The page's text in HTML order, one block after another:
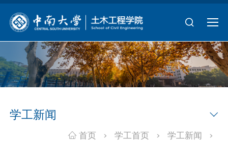
学工新闻
首页 > 学工首页 > 学工新闻 >